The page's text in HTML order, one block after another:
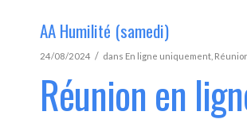
AA Humilité (samedi)
24/08/2024 / dans En ligne uniquement
Réunion en